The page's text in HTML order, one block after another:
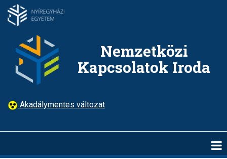
Ugrás
Nemzetközi
Kapcsolatok Iroda
Akadálymentes változat